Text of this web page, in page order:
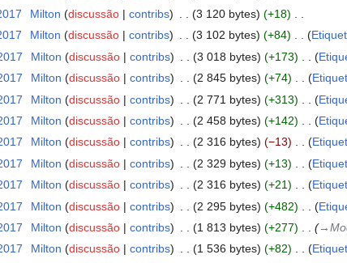
Milton discussão contribs 3 120 bytes +18
Milton discussão contribs 3 102 bytes +84
Milton discussão contribs 3 018 bytes +173
Milton discussão contribs 2 845 bytes +74
Milton discussão contribs 2 771 bytes +313
Milton discussão contribs 2 458 bytes +142
Milton discussão contribs 2 316 bytes −13
Milton discussão contribs 2 329 bytes +13
Milton discussão contribs 2 316 bytes +21
Milton discussão contribs 2 295 bytes +482
Milton discussão contribs 1 813 bytes +277
Milton discussão contribs 1 536 bytes +82